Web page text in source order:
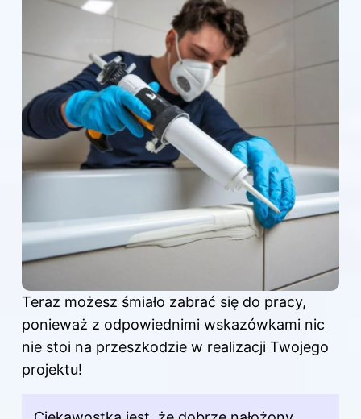
Teraz możesz śmiało zabrać się do pracy,
ponieważ z odpowiednimi wskazówkami nic
nie stoi na przeszkodzie w realizacji Twojego
projektu!